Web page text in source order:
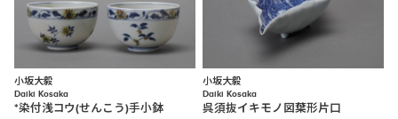
小坂大毅
Daiki Kosaka
*染付浅コウ(せんこう)手小鉢
小坂大毅
Daiki Kosaka
呉須抜イキモノ図葉形片口